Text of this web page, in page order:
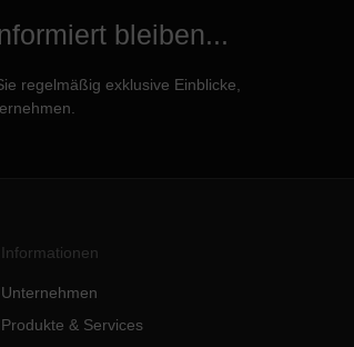
bleiben...
regelmäßig exklusive Einblicke,
Informationen
Unternehmen
Produkte & Services